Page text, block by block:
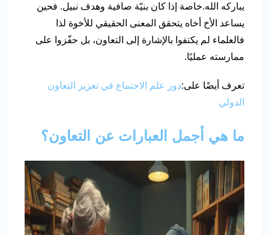
يباركه الله.خاصة إذا كان بنيّة صافية وهدف نبيل. فحين
يساعد الأخ أخاه يتحقق المعنى الحقيقي للأخوة لذا
فالعلماء لم يكتفوا بالإشارة إلى التعاون، بل حفّزوا على
ممارسته عمليًا.
تعرف أيضًا على:دور علم الاجتماع في تعزيز التعاون
الدولي
ما هي أجمل العبارات عن التعاون؟